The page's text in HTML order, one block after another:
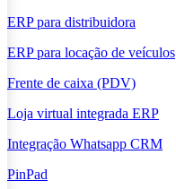
ERP para distribuidora
ERP para locação de veículos
Frente de caixa (PDV)
Loja virtual integrada ERP
Integração Whatsapp CRM
PinPad